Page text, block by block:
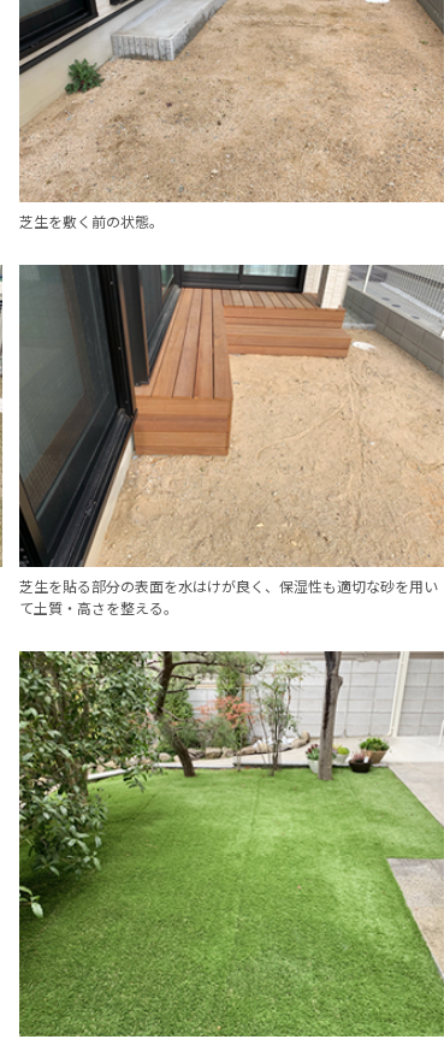
芝生を敷く前の状態。
芝生を貼る部分の表面を水はけが良く、保湿性も適切な砂を用い
て土質・高さを整える。